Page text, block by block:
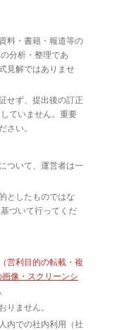
料・書籍・報道等の
分析・整理であ
見解ではありませ
せず、提出後の訂正
ていません。重要
さい。
ついて、運営者は一
としたものではな
づいて行ってくだ
営利目的の転載・複
画像・スクリーンシ
。
りません。
内での社内利用（社